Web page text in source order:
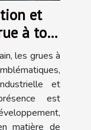
et
à tour
les grues à
et
est
matière de